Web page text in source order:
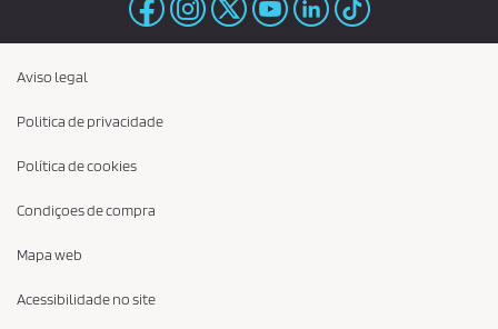
Aviso legal
Politica de privacidade
Política de cookies
Condiçoes de compra
Mapa web
Acessibilidade no site